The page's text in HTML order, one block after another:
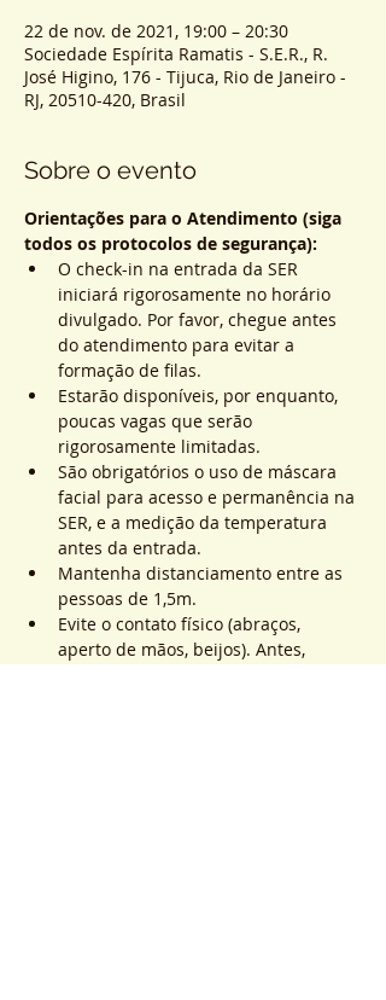
22 de nov. de 2021, 19:00 – 20:30
Sociedade Espírita Ramatis - S.E.R., R.
José Higino, 176 - Tijuca, Rio de Janeiro -
RJ, 20510-420, Brasil
Sobre o evento
Orientações para o Atendimento (siga
todos os protocolos de segurança):
O check-in na entrada da SER
iniciará rigorosamente no horário
divulgado. Por favor, chegue antes
do atendimento para evitar a
formação de filas.
Estarão disponíveis, por enquanto,
poucas vagas que serão
rigorosamente limitadas.
São obrigatórios o uso de máscara
facial para acesso e permanência na
SER, e a medição da temperatura
antes da entrada.
Mantenha distanciamento entre as
pessoas de 1,5m.
Evite o contato físico (abraços,
aperto de mãos, beijos). Antes,